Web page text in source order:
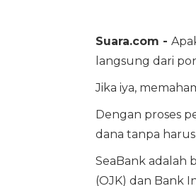
Suara.com -
langsung dari
Jika iya,
Dengan proses
dana tanpa
SeaBank adalah
(OJK) dan Bank